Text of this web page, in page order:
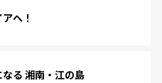
へ！
る 湘南・江の島